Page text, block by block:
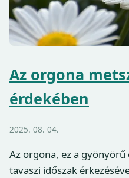
Az orgona
érdekében
2025. 08. 04.
Az orgona, ez a
tavaszi időszak